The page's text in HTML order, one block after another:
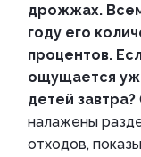
дрожжах.
году его
процентов.
ощущается
детей завтра?
налажены
отходов,